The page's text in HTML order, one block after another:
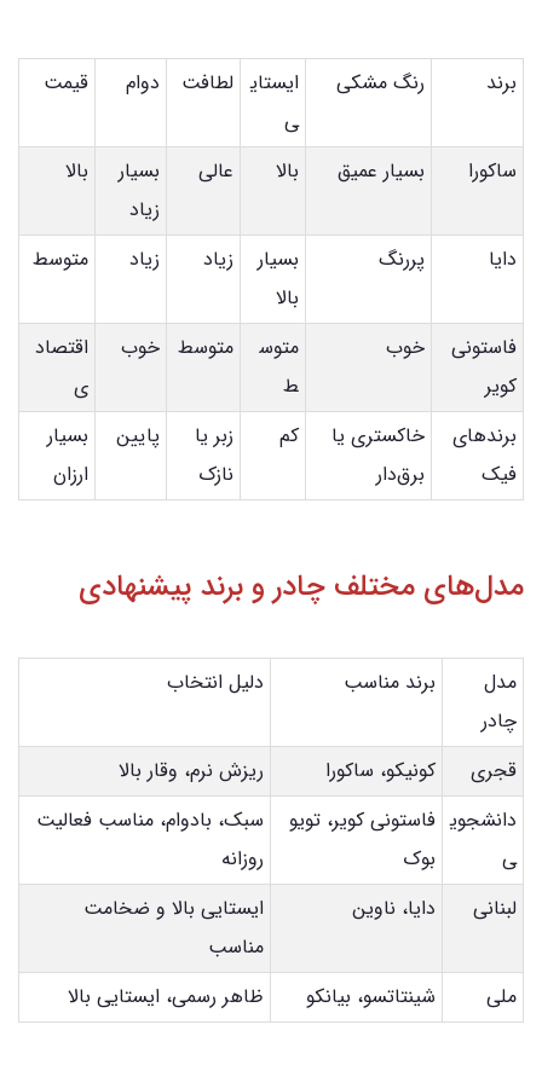
برند رنگ مشکی
ایستای
ی
لطافت دوام قیمت
ساکورا بسیار عمیق بالا عالی
بسیار
زیاد
بالا
دایا پررنگ
بسیار
بالا
زیاد زیاد متوسط
فاستونی
کویر
خوب
متوس
ط
متوسط خوب
اقتصاد
ی
برندهای
فیک
خاکستری یا
برق‌دار
کم
زبر یا
نازک
پایین
بسیار
ارزان
مدل‌های مختلف چادر و برند پیشنهادی
مدل
چادر
برند مناسب دلیل انتخاب
قجری کونیکو، ساکورا
ریزش نرم، وقار بالا
دانشجوی
ی
فاستونی کویر، تویو
بوک
سبک، بادوام، مناسب فعالیت
روزانه
لبنانی
دایا، ناوین
ایستایی بالا و ضخامت
مناسب
ملی
شینتاتسو، بیانکو ظاهر رسمی، ایستایی بالا